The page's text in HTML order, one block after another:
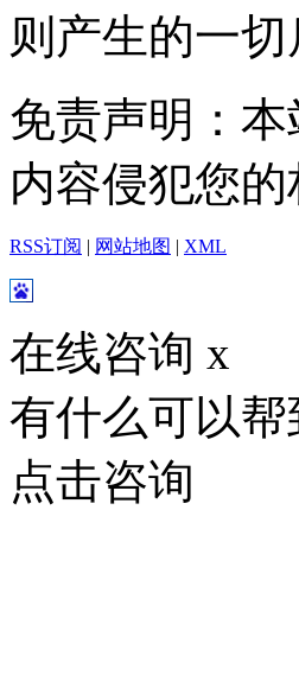
则产生的一
免责声明：
内容侵犯您
RSS订阅 | 网站地图 | XML
在线咨询 x
有什么可以帮
点击咨询